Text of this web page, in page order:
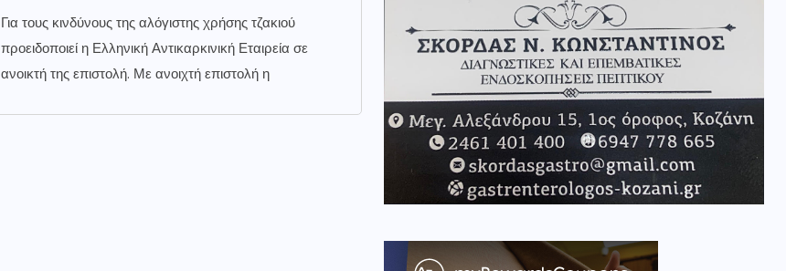
Για τους κινδύνους της αλόγιστης χρήσης τζακιού
προειδοποιεί η Ελληνική Αντικαρκινική Εταιρεία σε
ανοικτή της επιστολή. Με ανοιχτή επιστολή η